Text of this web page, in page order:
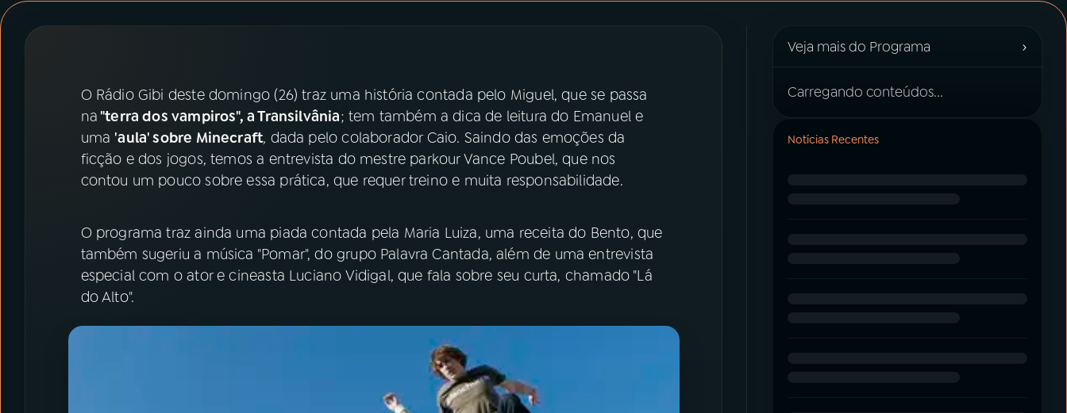
ACOMPANHE A RÁDIO MEC
YouTube Facebook
O Rádio Gibi deste domingo (26) traz uma história contada pelo Miguel, que se passa
na "terra dos vampiros", a Transilvânia; tem também a dica de leitura do Emanuel e
uma 'aula' sobre Minecraft, dada pelo colaborador Caio. Saindo das emoções da
ficção e dos jogos, temos a entrevista do mestre parkour Vance Poubel, que nos
contou um pouco sobre essa prática, que requer treino e muita responsabilidade.
O programa traz ainda uma piada contada pela Maria Luiza, uma receita do Bento, que
também sugeriu a música "Pomar", do grupo Palavra Cantada, além de uma entrevista
especial com o ator e cineasta Luciano Vidigal, que fala sobre seu curta, chamado "Lá
do Alto".
Veja mais do Programa ›
Carregando conteúdos...
Notícias Recentes